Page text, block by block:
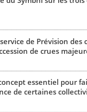
de Prévision des
de crues
essentiel pour
de certaines